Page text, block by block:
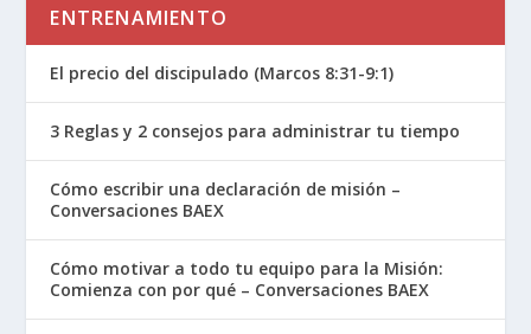
ENTRENAMIENTO
El precio del discipulado (Marcos 8:31-9:1)
3 Reglas y 2 consejos para administrar tu tiempo
Cómo escribir una declaración de misión –
Conversaciones BAEX
Cómo motivar a todo tu equipo para la Misión:
Comienza con por qué – Conversaciones BAEX